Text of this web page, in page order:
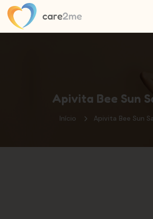
Apivita Bee Sun
Início Apivita Bee Sun